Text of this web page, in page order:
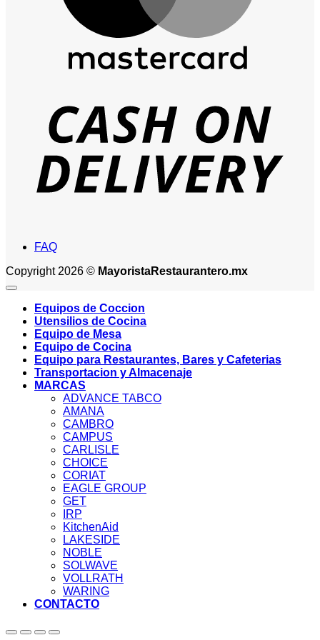
FAQ
Copyright 2026 © MayoristaRestaurantero.mx
Equipos de Coccion
Utensilios de Cocina
Equipo de Mesa
Equipo de Cocina
Equipo para Restaurantes, Bares y Cafeterias
Transportacion y Almacenaje
MARCAS
ADVANCE TABCO
AMANA
CAMBRO
CAMPUS
CARLISLE
CHOICE
CORIAT
EAGLE GROUP
GET
IRP
KitchenAid
LAKESIDE
NOBLE
SOLWAVE
VOLLRATH
WARING
CONTACTO